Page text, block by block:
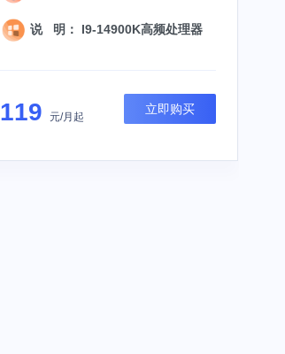
说 明： I9-14900K高频处理器
119 元/月起
立即购买